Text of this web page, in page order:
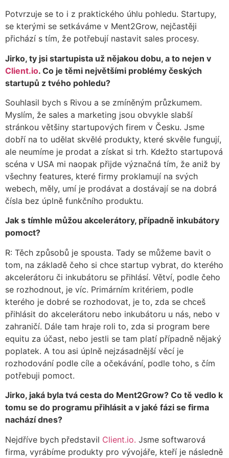
Potvrzuje se to i z praktického úhlu pohledu. Startupy,
se kterými se setkáváme v Ment2Grow, nejčastěji
přichází s tím, že potřebují nastavit sales procesy.
Jirko, ty jsi startupista už nějakou dobu, a to nejen v
Client.io. Co je těmi největšími problémy českých
startupů z tvého pohledu?
Souhlasil bych s Rivou a se zmíněným průzkumem.
Myslím, že sales a marketing jsou obvykle slabší
stránkou většiny startupových firem v Česku. Jsme
dobří na to udělat skvělé produkty, které skvěle fungují,
ale neumíme je prodat a získat si trh. Kdežto startupová
scéna v USA mi naopak přijde význačná tím, že aniž by
všechny features, které firmy proklamují na svých
webech, měly, umí je prodávat a dostávají se na dobrá
čísla bez úplně funkčního produktu.
Jak s tímhle můžou akcelerátory, případně inkubátory
pomoct?
R: Těch způsobů je spousta. Tady se můžeme bavit o
tom, na základě čeho si chce startup vybrat, do kterého
akcelerátoru či inkubátoru se přihlásí. Větví, podle čeho
se rozhodnout, je víc. Primárním kritériem, podle
kterého je dobré se rozhodovat, je to, zda se chceš
přihlásit do akcelerátoru nebo inkubátoru u nás, nebo v
zahraničí. Dále tam hraje roli to, zda si program bere
equitu za účast, nebo jestli se tam platí případně nějaký
poplatek. A tou asi úplně nejzásadnější věcí je
rozhodování podle cíle a očekávání, podle toho, s čím
potřebuji pomoct.
Jirko, jaká byla tvá cesta do Ment2Grow? Co tě vedlo k
tomu se do programu přihlásit a v jaké fázi se firma
nachází dnes?
Nejdříve bych představil Client.io. Jsme softwarová
firma, vyrábíme produkty pro vývojáře, kteří je následně